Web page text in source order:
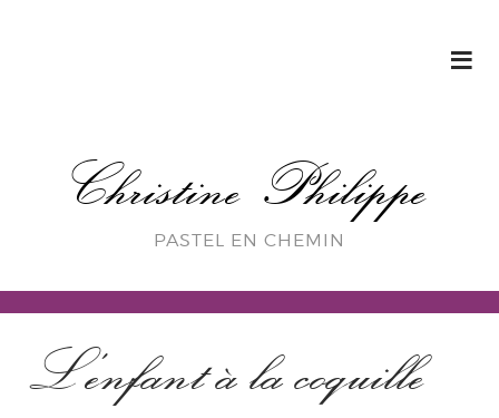
Christine Philippe
PASTEL EN CHEMIN
L’enfant à la coquille